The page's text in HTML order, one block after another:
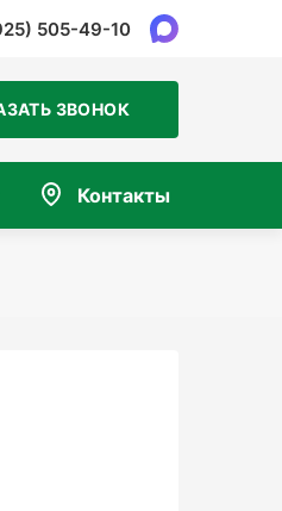
505-49-10
ЗВОНОК
Контакты